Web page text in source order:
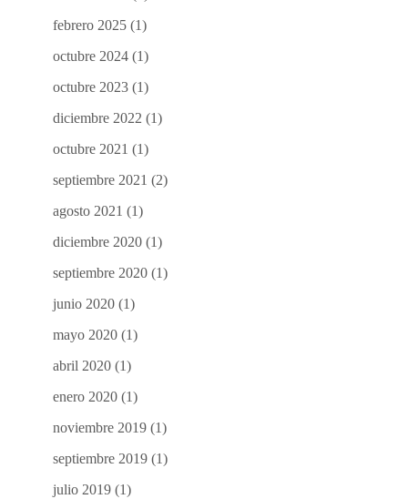
febrero 2025 (1)
octubre 2024 (1)
octubre 2023 (1)
diciembre 2022 (1)
octubre 2021 (1)
septiembre 2021 (2)
agosto 2021 (1)
diciembre 2020 (1)
septiembre 2020 (1)
junio 2020 (1)
mayo 2020 (1)
abril 2020 (1)
enero 2020 (1)
noviembre 2019 (1)
septiembre 2019 (1)
julio 2019 (1)